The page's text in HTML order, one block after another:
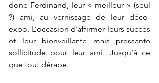
donc Ferdinand, leur « meilleur » (seul
?) ami, au vernissage de leur déco-
expo. L’occasion d’affirmer leurs succès
et leur bienveillante mais pressante
sollicitude pour leur ami. Jusqu’à ce
que tout dérape.